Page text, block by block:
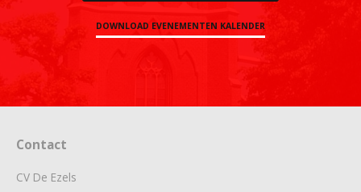
DOWNLOAD EVENEMENTEN KALENDER
Contact
CV De Ezels